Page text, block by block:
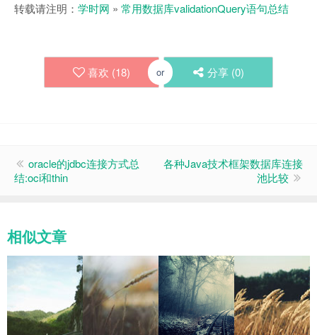
转载请注明： 学时网 » 常用数据库validationQuery语句总结
喜欢 (18) or 分享 (0)
oracle的jdbc连接方式总
结:oci和thin
各种Java技术框架数据库连接
池比较
相似文章